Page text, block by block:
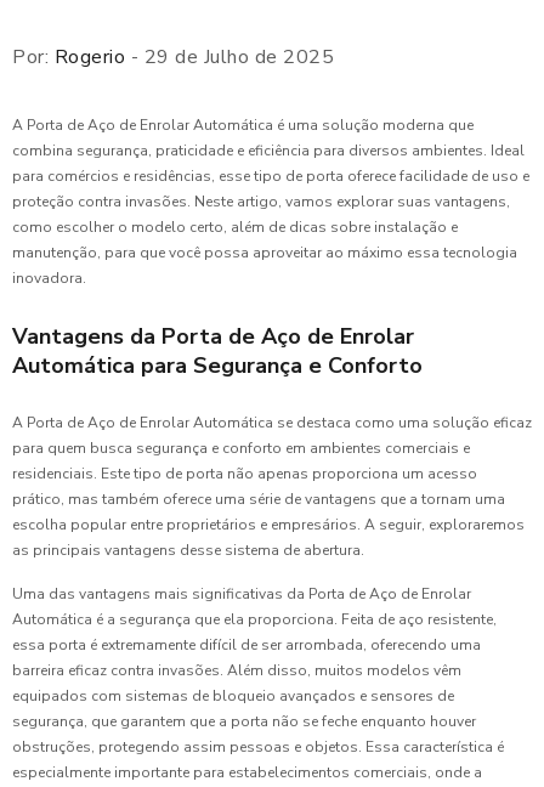
Por: Rogerio - 29 de Julho de 2025
A Porta de Aço de Enrolar Automática é uma solução moderna que
combina segurança, praticidade e eficiência para diversos ambientes. Ideal
para comércios e residências, esse tipo de porta oferece facilidade de uso e
proteção contra invasões. Neste artigo, vamos explorar suas vantagens,
como escolher o modelo certo, além de dicas sobre instalação e
manutenção, para que você possa aproveitar ao máximo essa tecnologia
inovadora.
Vantagens da Porta de Aço de Enrolar
Automática para Segurança e Conforto
A Porta de Aço de Enrolar Automática se destaca como uma solução eficaz
para quem busca segurança e conforto em ambientes comerciais e
residenciais. Este tipo de porta não apenas proporciona um acesso
prático, mas também oferece uma série de vantagens que a tornam uma
escolha popular entre proprietários e empresários. A seguir, exploraremos
as principais vantagens desse sistema de abertura.
Uma das vantagens mais significativas da Porta de Aço de Enrolar
Automática é a segurança que ela proporciona. Feita de aço resistente,
essa porta é extremamente difícil de ser arrombada, oferecendo uma
barreira eficaz contra invasões. Além disso, muitos modelos vêm
equipados com sistemas de bloqueio avançados e sensores de
segurança, que garantem que a porta não se feche enquanto houver
obstruções, protegendo assim pessoas e objetos. Essa característica é
especialmente importante para estabelecimentos comerciais, onde a